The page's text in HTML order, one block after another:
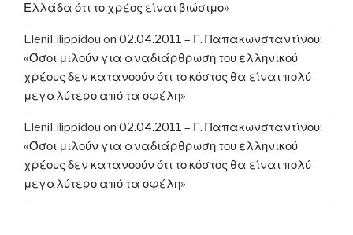
Ελλάδα ότι το χρέος είναι βιώσιμο»
EleniFilippidou on 02.04.2011 – Γ. Παπακωνσταντίνου:
«Όσοι μιλούν για αναδιάρθρωση του ελληνικού
χρέους δεν κατανοούν ότι το κόστος θα είναι πολύ
μεγαλύτερο από τα οφέλη»
EleniFilippidou on 02.04.2011 – Γ. Παπακωνσταντίνου:
«Όσοι μιλούν για αναδιάρθρωση του ελληνικού
χρέους δεν κατανοούν ότι το κόστος θα είναι πολύ
μεγαλύτερο από τα οφέλη»